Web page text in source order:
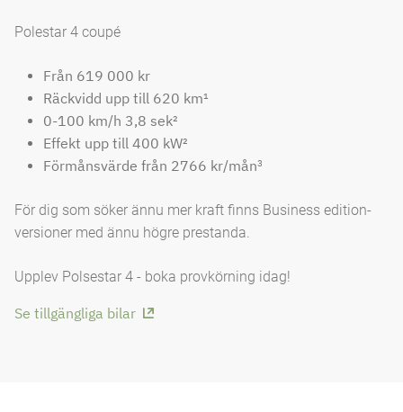
Polestar 4 coupé
Från 619 000 kr
Räckvidd upp till 620 km¹
0-100 km/h 3,8 sek²
Effekt upp till 400 kW²
Förmånsvärde från 2766 kr/mån³
För dig som söker ännu mer kraft finns Business edition-
versioner med ännu högre prestanda.
Upplev Polsestar 4 - boka provkörning idag!
Se tillgängliga bilar